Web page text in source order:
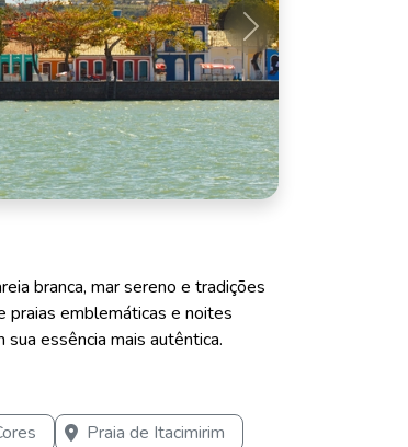
Próximo
branca, mar sereno e tradições
praias emblemáticas e noites
sua essência mais autêntica.
Praia de Itacimirim